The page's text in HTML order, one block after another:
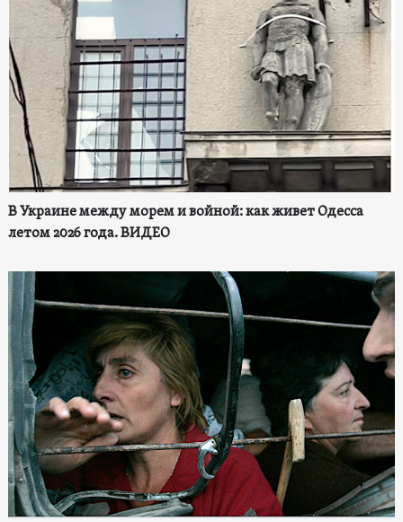
В Украине между морем и войной: как живет Одесса
летом 2026 года. ВИДЕО